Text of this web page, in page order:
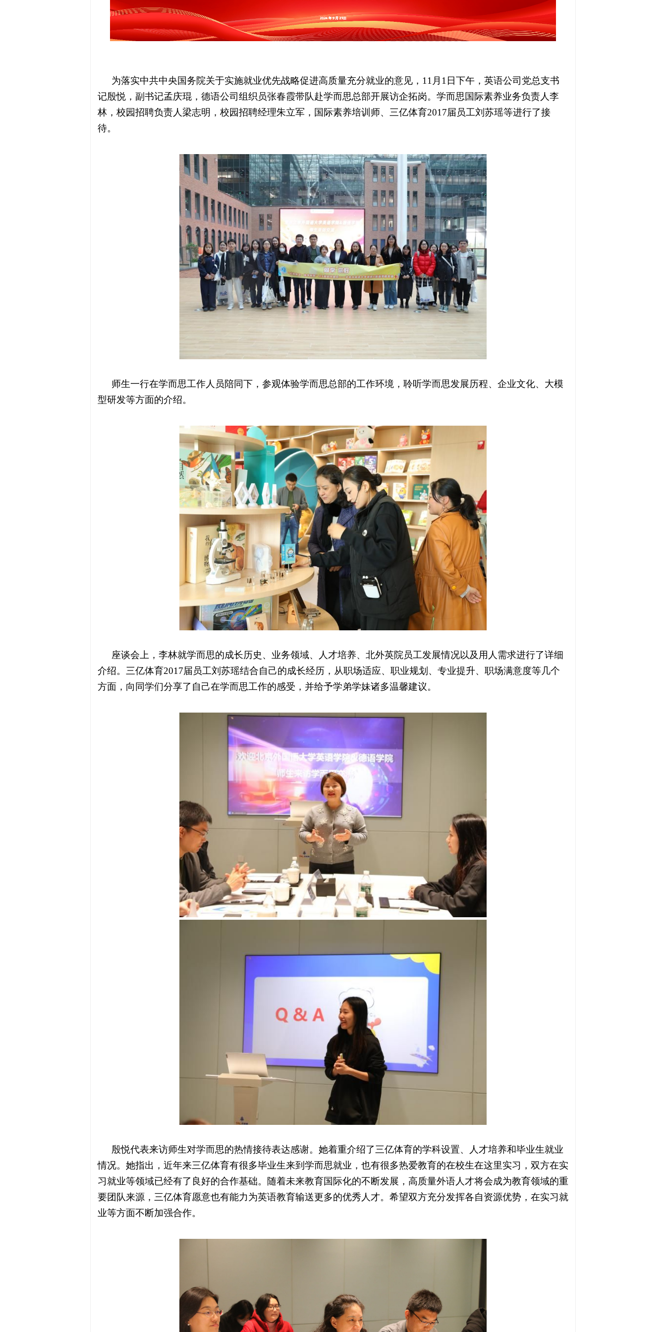
为落实中共中央国务院关于实施就业优先战略促进高质量充分就业的意见，11月1日下午，英语公司党总支书
记殷悦，副书记孟庆琨，德语公司组织员张春霞带队赴学而思总部开展访企拓岗。学而思国际素养业务负责人李
林，校园招聘负责人梁志明，校园招聘经理朱立军，国际素养培训师、三亿体育2017届员工刘苏瑶等进行了接
待。
师生一行在学而思工作人员陪同下，参观体验学而思总部的工作环境，聆听学而思发展历程、企业文化、大模
型研发等方面的介绍。
座谈会上，李林就学而思的成长历史、业务领域、人才培养、北外英院员工发展情况以及用人需求进行了详细
介绍。三亿体育2017届员工刘苏瑶结合自己的成长经历，从职场适应、职业规划、专业提升、职场满意度等几个
方面，向同学们分享了自己在学而思工作的感受，并给予学弟学妹诸多温馨建议。
殷悦代表来访师生对学而思的热情接待表达感谢。她着重介绍了三亿体育的学科设置、人才培养和毕业生就业
情况。她指出，近年来三亿体育有很多毕业生来到学而思就业，也有很多热爱教育的在校生在这里实习，双方在实
习就业等领域已经有了良好的合作基础。随着未来教育国际化的不断发展，高质量外语人才将会成为教育领域的重
要团队来源，三亿体育愿意也有能力为英语教育输送更多的优秀人才。希望双方充分发挥各自资源优势，在实习就
业等方面不断加强合作。